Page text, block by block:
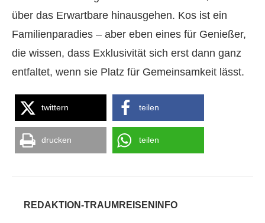
über das Erwartbare hinausgehen. Kos ist ein
Familienparadies – aber eben eines für Genießer,
die wissen, dass Exklusivität sich erst dann ganz
entfaltet, wenn sie Platz für Gemeinsamkeit lässt.
twittern teilen
drucken teilen
REDAKTION-TRAUMREISENINFO